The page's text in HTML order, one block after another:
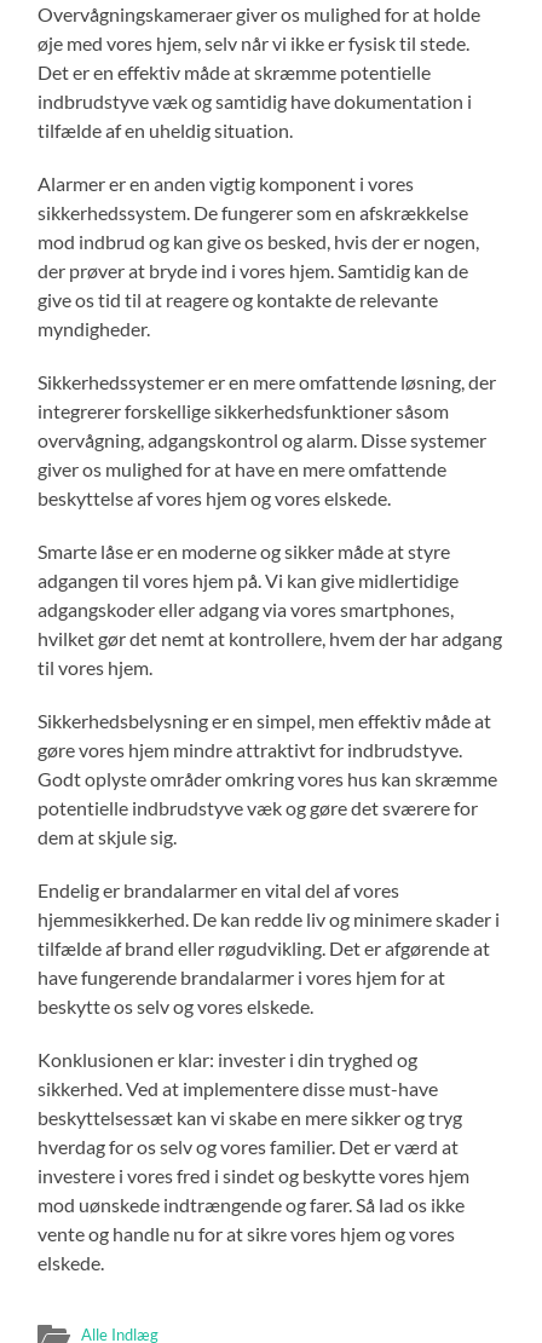
Overvågningskameraer giver os mulighed for at holde
øje med vores hjem, selv når vi ikke er fysisk til stede.
Det er en effektiv måde at skræmme potentielle
indbrudstyve væk og samtidig have dokumentation i
tilfælde af en uheldig situation.
Alarmer er en anden vigtig komponent i vores
sikkerhedssystem. De fungerer som en afskrækkelse
mod indbrud og kan give os besked, hvis der er nogen,
der prøver at bryde ind i vores hjem. Samtidig kan de
give os tid til at reagere og kontakte de relevante
myndigheder.
Sikkerhedssystemer er en mere omfattende løsning, der
integrerer forskellige sikkerhedsfunktioner såsom
overvågning, adgangskontrol og alarm. Disse systemer
giver os mulighed for at have en mere omfattende
beskyttelse af vores hjem og vores elskede.
Smarte låse er en moderne og sikker måde at styre
adgangen til vores hjem på. Vi kan give midlertidige
adgangskoder eller adgang via vores smartphones,
hvilket gør det nemt at kontrollere, hvem der har adgang
til vores hjem.
Sikkerhedsbelysning er en simpel, men effektiv måde at
gøre vores hjem mindre attraktivt for indbrudstyve.
Godt oplyste områder omkring vores hus kan skræmme
potentielle indbrudstyve væk og gøre det sværere for
dem at skjule sig.
Endelig er brandalarmer en vital del af vores
hjemmesikkerhed. De kan redde liv og minimere skader i
tilfælde af brand eller røgudvikling. Det er afgørende at
have fungerende brandalarmer i vores hjem for at
beskytte os selv og vores elskede.
Konklusionen er klar: invester i din tryghed og
sikkerhed. Ved at implementere disse must-have
beskyttelsessæt kan vi skabe en mere sikker og tryg
hverdag for os selv og vores familier. Det er værd at
investere i vores fred i sindet og beskytte vores hjem
mod uønskede indtrængende og farer. Så lad os ikke
vente og handle nu for at sikre vores hjem og vores
elskede.
Alle Indlæg